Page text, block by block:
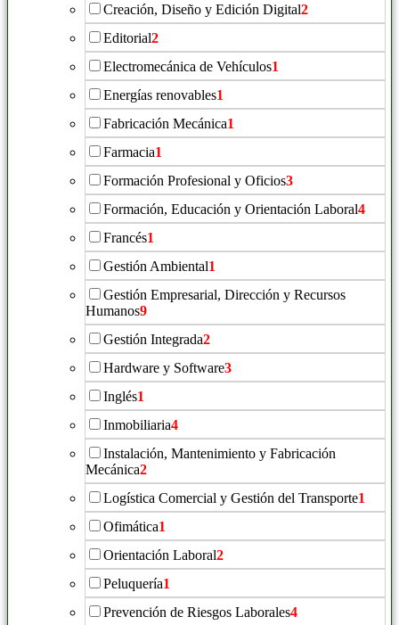
Creación, Diseño y Edición Digital2
Editorial2
Electromecánica de Vehículos1
Energías renovables1
Fabricación Mecánica1
Farmacia1
Formación Profesional y Oficios3
Formación, Educación y Orientación Laboral4
Francés1
Gestión Ambiental1
Gestión Empresarial, Dirección y Recursos
Humanos9
Gestión Integrada2
Hardware y Software3
Inglés1
Inmobiliaria4
Instalación, Mantenimiento y Fabricación
Mecánica2
Logística Comercial y Gestión del Transporte1
Ofimática1
Orientación Laboral2
Peluquería1
Prevención de Riesgos Laborales4